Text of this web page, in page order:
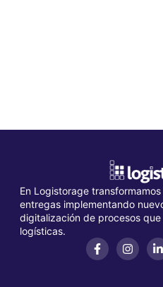
En Logistorage
entregas implementando
digitalización de procesos
logísticas.